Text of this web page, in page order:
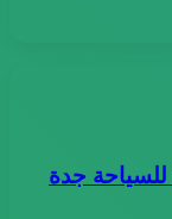
للسياحة جدة